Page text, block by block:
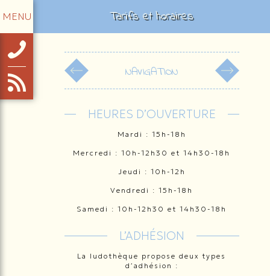
MENU Tarifs et horaires
HEURES D’OUVERTURE
Mardi : 15h-18h
Mercredi : 10h-12h30 et 14h30-18h
Jeudi : 10h-12h
Vendredi : 15h-18h
Samedi : 10h-12h30 et 14h30-18h
L’ADHÉSION
La ludothèque propose deux types
d’adhésion :